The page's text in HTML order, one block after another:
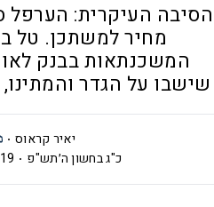
הסיבה העיקרית: הערפל
מחיר למשתכן. טל
המשכנתאות בבנק
שישבו על הגדר
יאיר קראוס
כ"ג בחשון ה׳תש"פ